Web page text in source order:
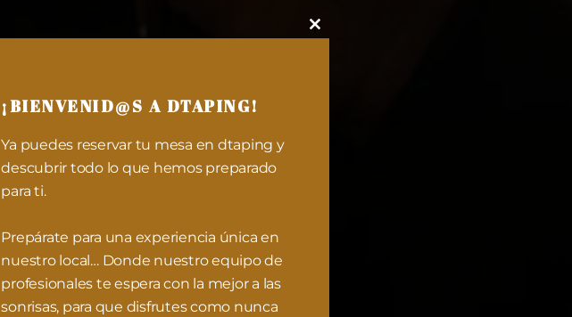
Close
¡BIENVENID@S A DTAPING!
Ya puedes reservar tu mesa en dtaping y
descubrir todo lo que hemos preparado
para ti.
Prepárate para una experiencia única en
nuestro local… Donde nuestro equipo de
profesionales te espera con la mejor a las
sonrisas, para que disfrutes como nunca